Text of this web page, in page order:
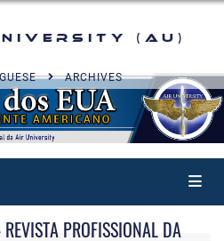
(AU)
ARCHIVES
PROFISSIONAL DA